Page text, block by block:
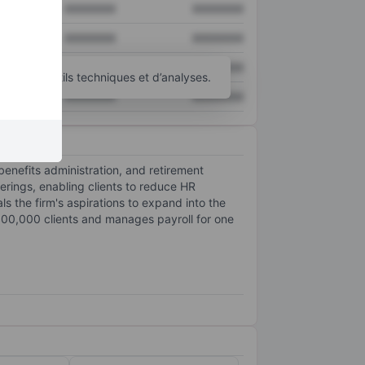
XXXXXXX XXXXXXX
outils techniques et d’analyses.
administration, and retirement
enabling clients to reduce HR
the firm's aspirations to expand into the
clients and manages payroll for one